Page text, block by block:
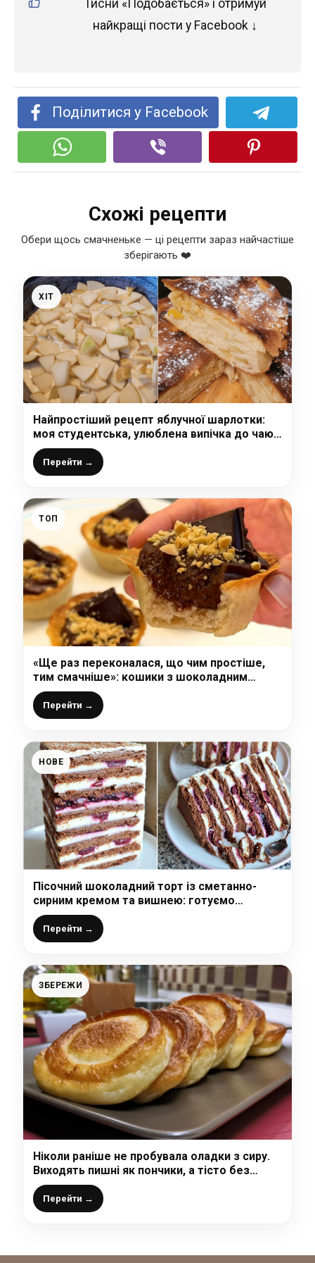
Тисни «Подобається» і отримуй
найкращі пости у Facebook ↓
Поділитися у Facebook
Схожі рецепти
Обери щось смачненьке — ці рецепти зараз найчастіше
зберігають ❤️
ХІТ
Найпростіший рецепт яблучної шарлотки:
моя студентська, улюблена випічка до чаю
з 4 інгредієнтів
Перейти →
ТОП
«Ще раз переконалася, що чим простіше,
тим смачніше»: кошики з шоколадним
кремом (мій улюблений рецепт на швидку
руку)
Перейти →
НОВЕ
Пісочний шоколадний торт із сметанно-
сирним кремом та вишнею: готуємо
неймовірно смачний і соковитий торт, в який
ви закохаєтесь з першого шматочка
Перейти →
ЗБЕРЕЖИ
Ніколи раніше не пробувала оладки з сиру.
Виходять пишні як пончики, а тісто без
дріжджів
Перейти →